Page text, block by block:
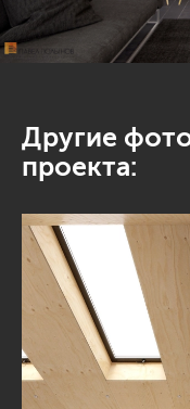
Другие
проекта: